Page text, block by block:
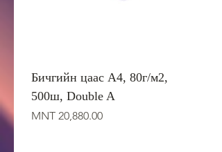
Бичгийн цаас А4, 80г/м2,
500ш, Double A
Price
MNT 20,880.00